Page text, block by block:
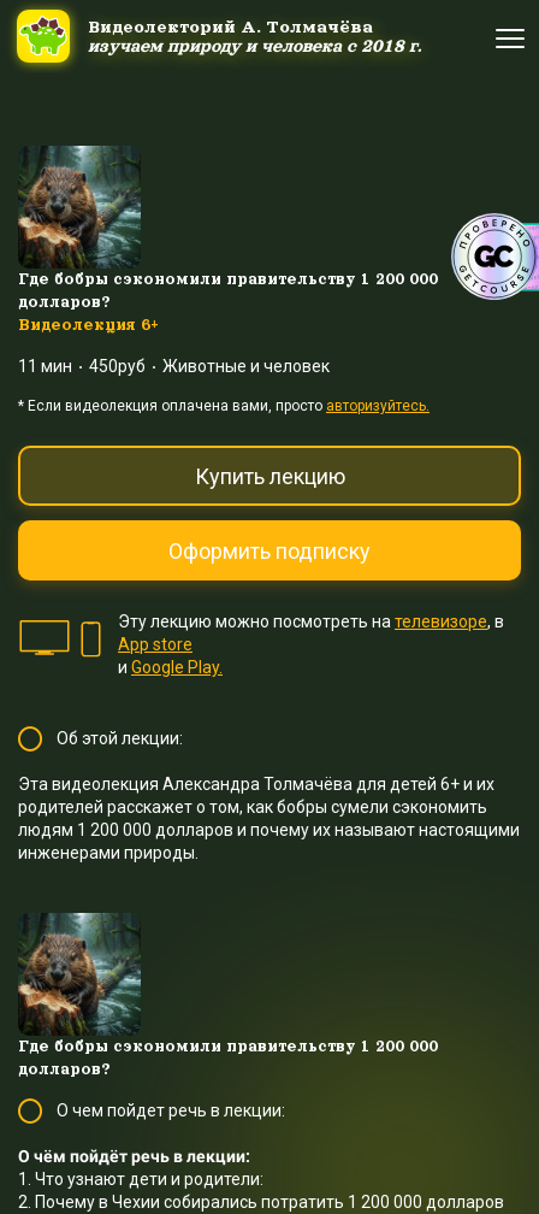
Ссылка на это место страницы: #uppage
Видеолекторий А. Толмачёва
изучаем природу и человека с 2018 г.
Научные шоу и путешествия
Акция дня
Видеолекторий А. Толмачёва
изучаем природу и человека с 2018 г.
Научные шоу и путешествия
Акция дня
Где бобры сэкономили правительству 1 200 000
долларов?
Видеолекция 6+
11 мин 450руб Животные и человек
* Eсли видеолекция оплачена вами, просто авторизуйтесь.
Купить лекцию
Оформить подписку
Эту лекцию можно посмотреть на телевизоре, в
App store
и Google Play.
Об этой лекции:
Эта видеолекция Александра Толмачёва для детей 6+ и их
родителей расскажет о том, как бобры сумели сэкономить
людям 1 200 000 долларов и почему их называют настоящими
инженерами природы.
Где бобры сэкономили правительству 1 200 000
долларов?
О чем пойдет речь в лекции:
О чём пойдёт речь в лекции:
1. Что узнают дети и родители:
2. Почему в Чехии собирались потратить 1 200 000 долларов